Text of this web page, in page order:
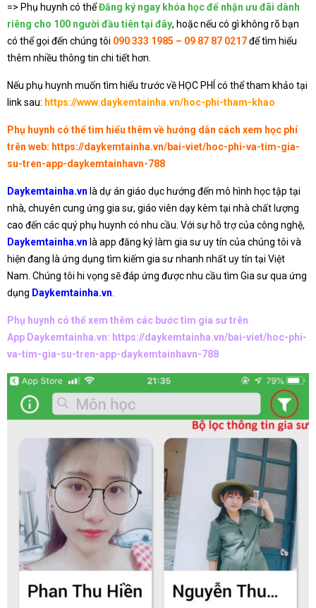
=> Phụ huynh có thểĐăng ký ngay khóa học để nhận ưu đãi dành
riêng cho 100 người đầu tiên tại đây, hoặc nếu có gì không rõ bạn
có thể gọi đến chúng tôi 090 333 1985 – 09 87 87 0217để tìm hiểu
thêm nhiều thông tin chi tiết hơn.
Nếu phụ huynh muốn tìm hiểu trước về HỌC PHÍ có thể tham khảo tại
link sau: https://www.daykemtainha.vn/hoc-phi-tham-khao
Phụ huynh có thể tìm hiểu thêm về hướng dẫn cách xem học phí
trên web: https://daykemtainha.vn/bai-viet/hoc-phi-va-tim-gia-
su-tren-app-daykemtainhavn-788
Daykemtainha.vn là dự án giáo dục hướng đến mô hình học tập tại
nhà, chuyên cung ứng gia sư, giáo viên dạy kèm tại nhà chất lượng
cao đến các quý phụ huynh có nhu cầu. Với sự hỗ trợ của công nghệ,
Daykemtainha.vn là app đăng ký làm gia sư uy tín của chúng tôi và
hiện đang là ứng dụng tìm kiếm gia sư nhanh nhất uy tín tại Việt
Nam. Chúng tôi hi vọng sẽ đáp ứng được nhu cầu tìm Gia sư qua ứng
dụng Daykemtainha.vn
Phụ huynh có thể xem thêm các bước tìm gia sư trên
App Daykemtainha.vn: https://daykemtainha.vn/bai-viet/hoc-phi-
va-tim-gia-su-tren-app-daykemtainhavn-788